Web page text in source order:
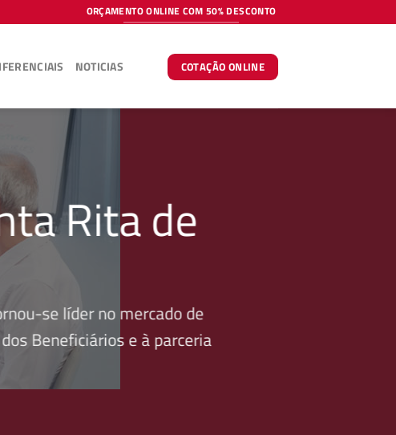
ORÇAMENTO ONLINE COM 50% DESCONTO
NOTICIAS COTAÇÃO ONLINE
Rita de
se líder no mercado de
Beneficiários e à parceria